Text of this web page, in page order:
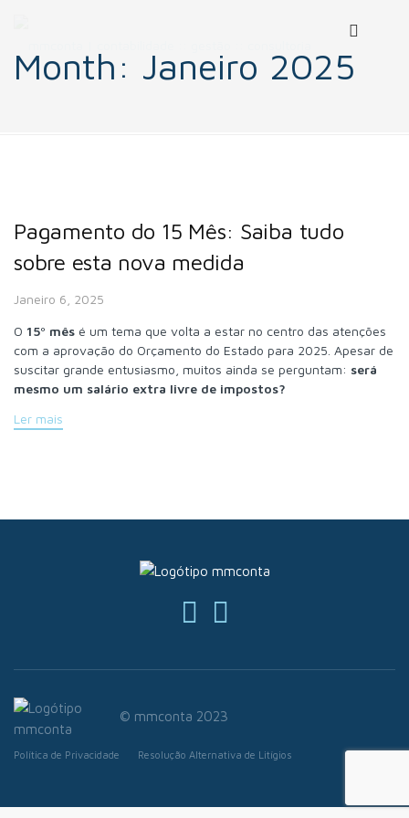
Month: Janeiro 2025
Pagamento do 15 Mês: Saiba tudo
sobre esta nova medida
Janeiro 6, 2025
O 15º mês é um tema que volta a estar no centro das atenções
com a aprovação do Orçamento do Estado para 2025. Apesar de
suscitar grande entusiasmo, muitos ainda se perguntam: será
mesmo um salário extra livre de impostos?
Ler mais
© mmconta 2023
Política de Privacidade Resolução Alternativa de Litígios